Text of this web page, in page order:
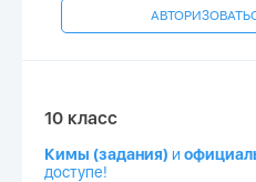
10 класс
Кимы (задания) и
доступе!